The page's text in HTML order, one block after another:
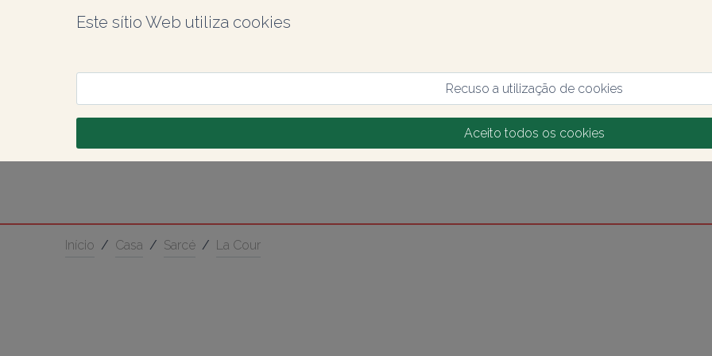
Este sítio Web utiliza cookies
Recuso a utilização de cookies
Aceito todos os cookies
Início / Casa / Sarcé / La Cour